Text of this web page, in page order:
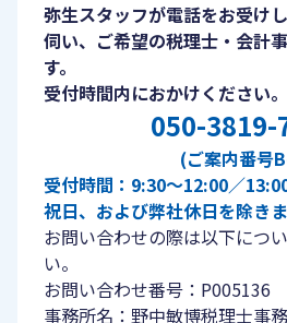
弥生スタッフが電話をお受け
伺い、ご希望の税理士・会計
す。
受付時間内におかけください。
050-3819-
(ご案内番号
受付時間：9:30〜12:00／
祝日、および弊社休日を除きま
お問い合わせの際は以下につ
い。
お問い合わせ番号：P005136
事務所名：野中敏博税理士事